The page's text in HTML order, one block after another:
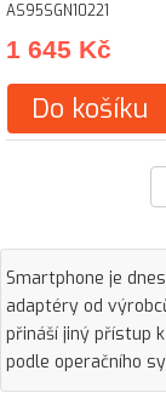
AS95SGN10221
1 645 Kč
Do košíku
Smartphone je
adaptéry od
přináší jiný přístup
podle operačního